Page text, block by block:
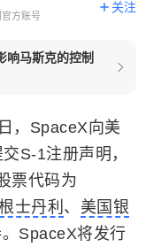
方账号
关注
响马斯克的控制
，SpaceX向美
S-1注册声明，
票代码为
士丹利 、 美国银
SpaceX将发行